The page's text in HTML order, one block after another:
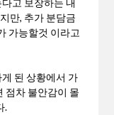
만, 추가 분담금
가능할것 이라고
된 상황에서 가
점차 불안감이 몰
.